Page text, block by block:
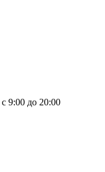
9:00 до 20:00